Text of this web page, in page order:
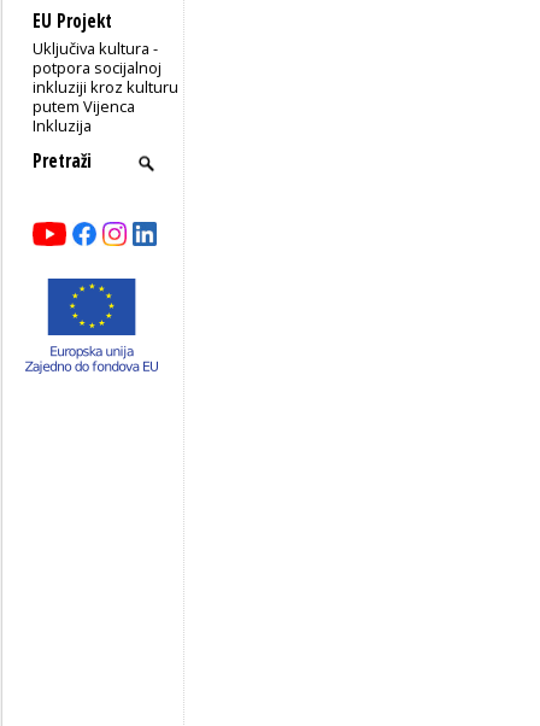
EU Projekt
Uključiva kultura -
potpora socijalnoj
inkluziji kroz kulturu
putem Vijenca
Inkluzija